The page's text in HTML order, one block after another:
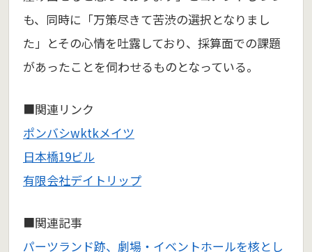
も、同時に「万策尽きて苦渋の選択となりまし
た」とその心情を吐露しており、採算面での課題
があったことを伺わせるものとなっている。
■関連リンク
ポンバシwktkメイツ
日本橋19ビル
有限会社デイトリップ
■関連記事
パーツランド跡、劇場・イベントホールを核とし